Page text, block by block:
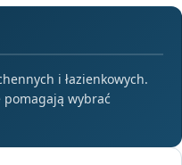
i łazienkowych.
wybrać